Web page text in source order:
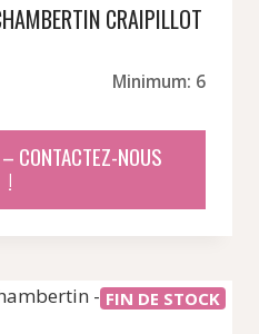
CRAIPILLOT
:
Minimum: 6
CONTACTEZ-NOUS
!
FIN DE STOCK